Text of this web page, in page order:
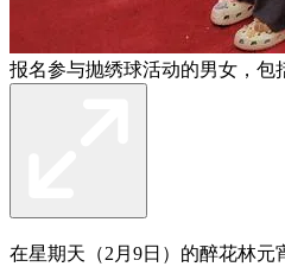
报名参与抛绣球活动的男女，包
在星期天（2月9日）的醉花林元